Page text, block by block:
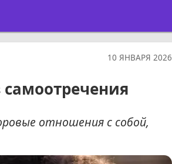
10 ЯНВАРЯ 2026
самоотречения
отношения с собой,